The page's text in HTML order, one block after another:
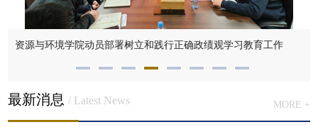
资源与环境学院动员部署树立和践行正确政绩观学习教育工作
最新消息/ Latest News MORE +